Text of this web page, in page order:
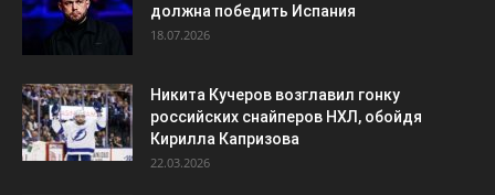
должна победить Испания
18.07.2026
Никита Кучеров возглавил гонку
российских снайперов НХЛ, обойдя
Кирилла Капризова
22.03.2026